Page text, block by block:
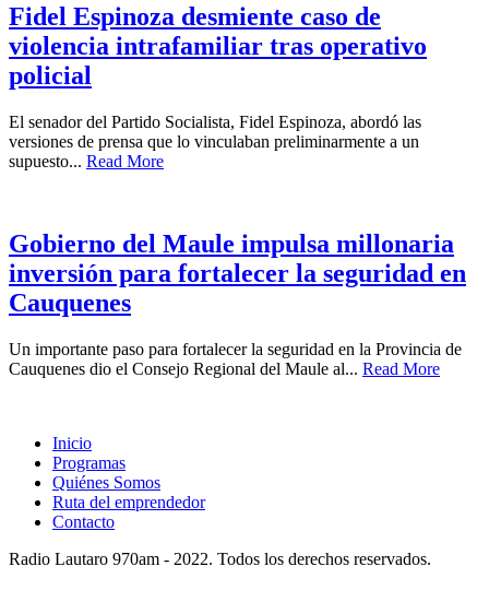
Fidel Espinoza desmiente caso de
violencia intrafamiliar tras operativo
policial
El senador del Partido Socialista, Fidel Espinoza, abordó las
versiones de prensa que lo vinculaban preliminarmente a un
supuesto... Read More
Gobierno del Maule impulsa millonaria
inversión para fortalecer la seguridad en
Cauquenes
Un importante paso para fortalecer la seguridad en la Provincia de
Cauquenes dio el Consejo Regional del Maule al... Read More
Inicio
Programas
Quiénes Somos
Ruta del emprendedor
Contacto
Radio Lautaro 970am - 2022. Todos los derechos reservados.